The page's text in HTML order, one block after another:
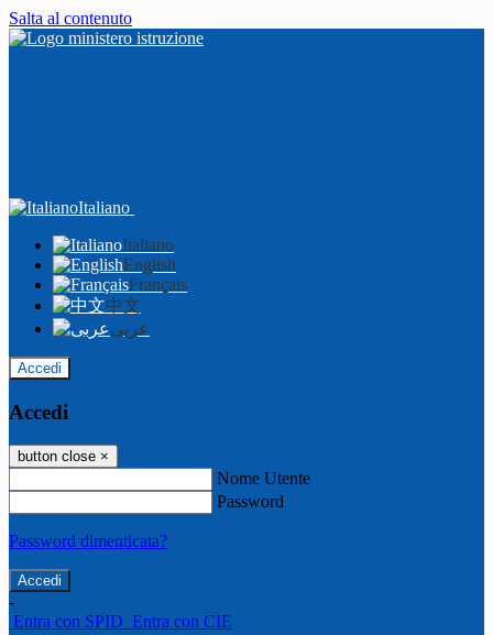
Salta al contenuto
Italiano
Italiano
English
Français
中文
عربى
Accedi
Accedi
button close ×
Nome Utente
Password
Password dimenticata?
-
Entra con SPID Entra con CIE